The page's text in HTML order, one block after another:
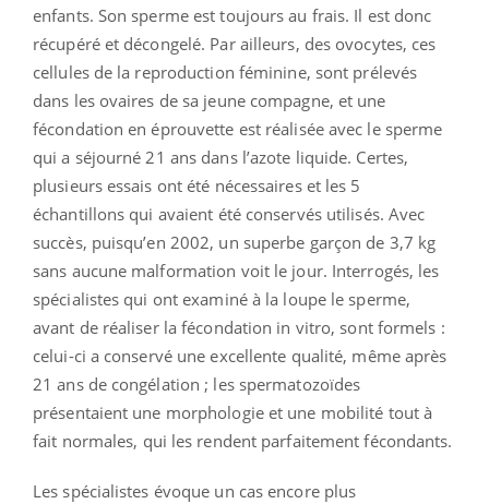
enfants. Son sperme est toujours au frais. Il est donc
récupéré et décongelé. Par ailleurs, des ovocytes, ces
cellules de la reproduction féminine, sont prélevés
dans les ovaires de sa jeune compagne, et une
fécondation en éprouvette est réalisée avec le sperme
qui a séjourné 21 ans dans l’azote liquide. Certes,
plusieurs essais ont été nécessaires et les 5
échantillons qui avaient été conservés utilisés. Avec
succès, puisqu’en 2002, un superbe garçon de 3,7 kg
sans aucune malformation voit le jour. Interrogés, les
spécialistes qui ont examiné à la loupe le sperme,
avant de réaliser la fécondation in vitro, sont formels :
celui-ci a conservé une excellente qualité, même après
21 ans de congélation ; les spermatozoïdes
présentaient une morphologie et une mobilité tout à
fait normales, qui les rendent parfaitement fécondants.
Les spécialistes évoque un cas encore plus